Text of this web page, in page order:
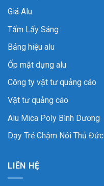
Giá Alu
Tấm Lấy Sáng
Bảng hiệu alu
Ốp mặt dựng alu
Công ty vật tư quảng cáo
Vật tư quảng cáo
Alu Mica Poly Bình Dương
Dạy Trẻ Chậm Nói Thủ Đức
LIÊN HỆ